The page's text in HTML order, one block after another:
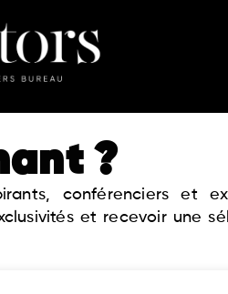
?
conférenciers et
et recevoir une